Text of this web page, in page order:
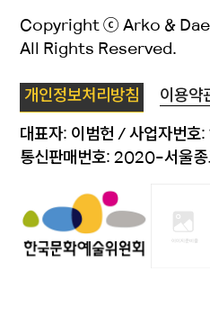
Copyright ⓒ Arko &
All Rights Reserved.
개인정보처리방침 이용약
대표자: 이범헌 / 사업자번
통신판매번호: 2020-서울